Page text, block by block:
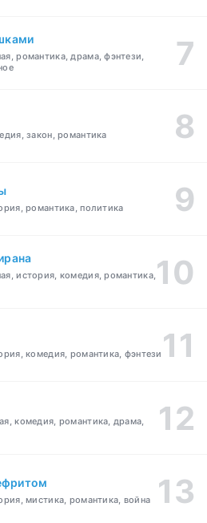
романтика, драма, фэнтези,
закон, романтика
романтика, политика
история, комедия, романтика,
комедия, романтика, фэнтези
комедия, романтика, драма,
мистика, романтика, война